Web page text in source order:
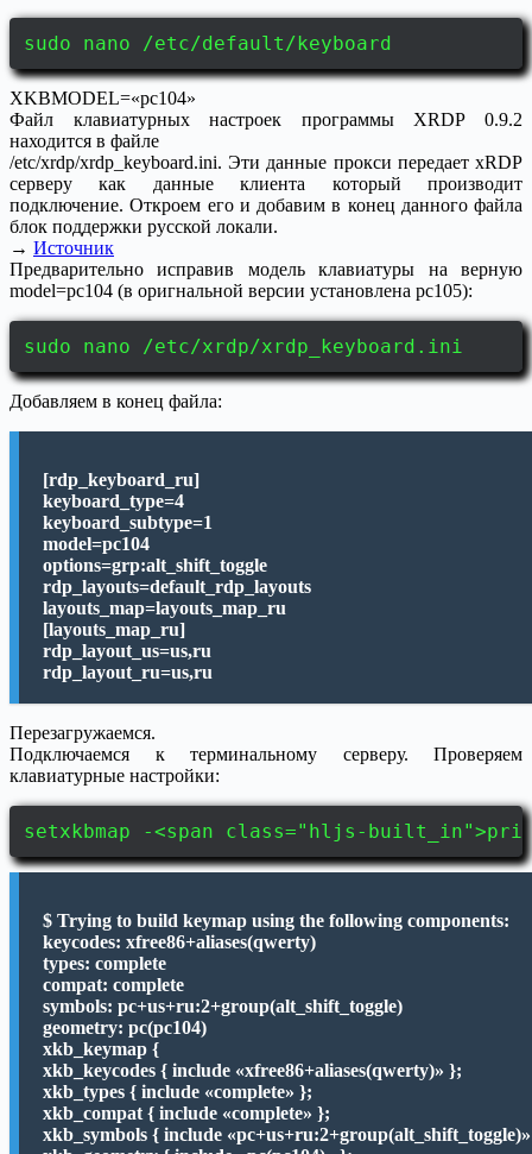
sudo nano /etc/default/keyboard
XKBMODEL=«pc104»
Файл клавиатурных настроек программы XRDP 0.9.2
находится в файле
/etc/xrdp/xrdp_keyboard.ini. Эти данные прокси передает xRDP
серверу как данные клиента который производит
подключение. Откроем его и добавим в конец данного файла
блок поддержки русской локали.
→ Источник
Предварительно исправив модель клавиатуры на верную
model=pc104 (в оригнальной версии установлена pc105):
sudo nano /etc/xrdp/xrdp_keyboard.ini
Добавляем в конец файла:
[rdp_keyboard_ru]
keyboard_type=4
keyboard_subtype=1
model=pc104
options=grp:alt_shift_toggle
rdp_layouts=default_rdp_layouts
layouts_map=layouts_map_ru
[layouts_map_ru]
rdp_layout_us=us,ru
rdp_layout_ru=us,ru
Перезагружаемся.
Подключаемся к терминальному серверу. Проверяем
клавиатурные настройки:
setxkbmap -<span class="hljs-
$ Trying to build keymap using the following components:
keycodes: xfree86+aliases(qwerty)
types: complete
compat: complete
symbols: pc+us+ru:2+group(alt_shift_toggle)
geometry: pc(pc104)
xkb_keymap {
xkb_keycodes { include «xfree86+aliases(qwerty)» };
xkb_types { include «complete» };
xkb_compat { include «complete» };
xkb_symbols { include